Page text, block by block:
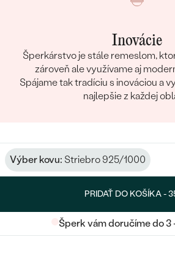
Inovácie
Šperkárstvo je stále remeslom,
zároveň ale využívame aj
Spájame tak tradíciu s inováciou a
najlepšie z každej
Výber kovu: Striebro 925/1000
PRIDAŤ DO KOŠÍKA -
Šperk vám doručíme do 3